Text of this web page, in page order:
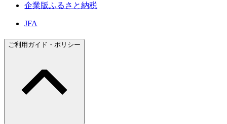
企業版ふるさと納税
JFA
ご利用ガイド・ポリシー